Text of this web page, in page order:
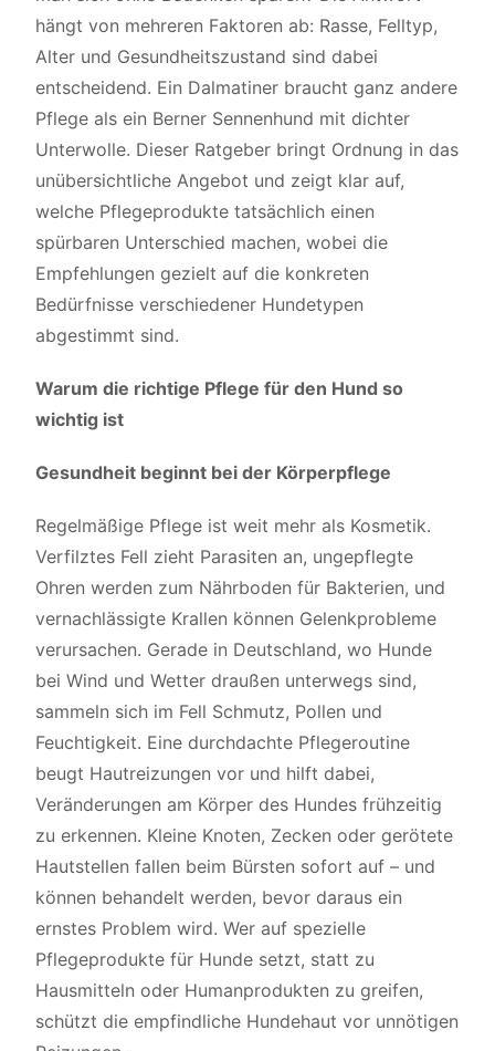
hängt von mehreren Faktoren ab: Rasse, Felltyp,
Alter und Gesundheitszustand sind dabei
entscheidend. Ein Dalmatiner braucht ganz andere
Pflege als ein Berner Sennenhund mit dichter
Unterwolle. Dieser Ratgeber bringt Ordnung in das
unübersichtliche Angebot und zeigt klar auf,
welche Pflegeprodukte tatsächlich einen
spürbaren Unterschied machen, wobei die
Empfehlungen gezielt auf die konkreten
Bedürfnisse verschiedener Hundetypen
abgestimmt sind.
Warum die richtige Pflege für den Hund so
wichtig ist
Gesundheit beginnt bei der Körperpflege
Regelmäßige Pflege ist weit mehr als Kosmetik.
Verfilztes Fell zieht Parasiten an, ungepflegte
Ohren werden zum Nährboden für Bakterien, und
vernachlässigte Krallen können Gelenkprobleme
verursachen. Gerade in Deutschland, wo Hunde
bei Wind und Wetter draußen unterwegs sind,
sammeln sich im Fell Schmutz, Pollen und
Feuchtigkeit. Eine durchdachte Pflegeroutine
beugt Hautreizungen vor und hilft dabei,
Veränderungen am Körper des Hundes frühzeitig
zu erkennen. Kleine Knoten, Zecken oder gerötete
Hautstellen fallen beim Bürsten sofort auf – und
können behandelt werden, bevor daraus ein
ernstes Problem wird. Wer auf spezielle
Pflegeprodukte für Hunde setzt, statt zu
Hausmitteln oder Humanprodukten zu greifen,
schützt die empfindliche Hundehaut vor unnötigen